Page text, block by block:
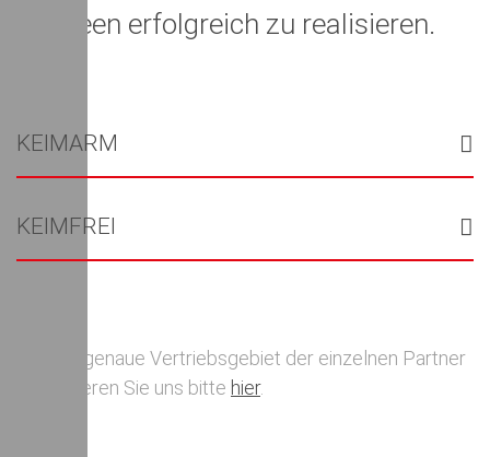
Ideen erfolgreich zu realisieren.
KEIMARM
KEIMFREI
Für das genaue Vertriebsgebiet der einzelnen Partner
kontaktieren Sie uns bitte hier.